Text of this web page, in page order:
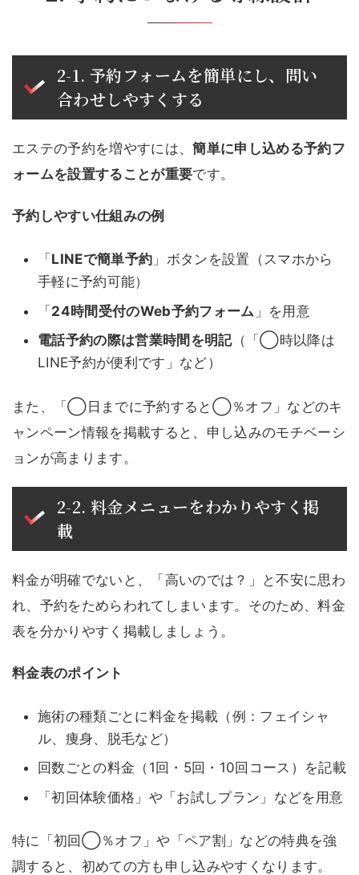
2-1. 予約フォームを簡単にし、問い
合わせしやすくする
エステの予約を増やすには、簡単に申し込める予約フ
ォームを設置することが重要です。
予約しやすい仕組みの例
「 LINEで簡単予約 」ボタンを設置（スマホから
手軽に予約可能）
「24時間受付のWeb予約フォーム 」を用意
電話予約の際は営業時間を明記（「◯時以降は
LINE予約が便利です」など）
また、「◯日までに予約すると◯％オフ」などのキ
ャンペーン情報を掲載すると、申し込みのモチベーシ
ョンが高まります。
2-2. 料金メニューをわかりやすく掲
載
料金が明確でないと、「高いのでは？」と不安に思わ
れ、予約をためらわれてしまいます。そのため、料金
表を分かりやすく掲載しましょう。
料金表のポイント
施術の種類ごとに料金を掲載（例：フェイシャ
ル、痩身、脱毛など）
回数ごとの料金（1回・5回・10回コース）を記載
「初回体験価格」や「お試しプラン」などを用意
特に「初回◯％オフ」や「ペア割」などの特典を強
調すると、初めての方も申し込みやすくなります。